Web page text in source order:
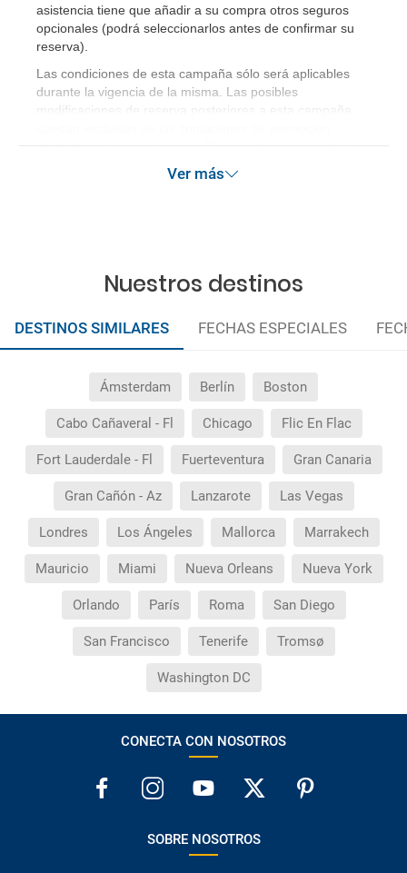
asistencia tiene que añadir a su compra otros seguros
opcionales (podrá seleccionarlos antes de confirmar su
reserva)
Las condiciones de esta campaña sólo será aplicables
durante la vigencia de la misma. Las posibles
modificaciones de reserva posteriores a esta campaña
Ver más
Nuestros destinos
DESTINOS SIMILARES FECHAS ESPECIALES
Ámsterdam Berlín Boston
Cabo Cañaveral - Fl Chicago Flic En Flac
Fort Lauderdale - Fl Fuerteventura Gran Canaria
Gran Cañón - Az Lanzarote Las Vegas
Londres Los Ángeles Mallorca Marrakech
Mauricio Miami Nueva Orleans Nueva York
Orlando París Roma San Diego
San Francisco Tenerife Tromsø
Washington DC
CONECTA CON NOSOTROS
SOBRE NOSOTROS